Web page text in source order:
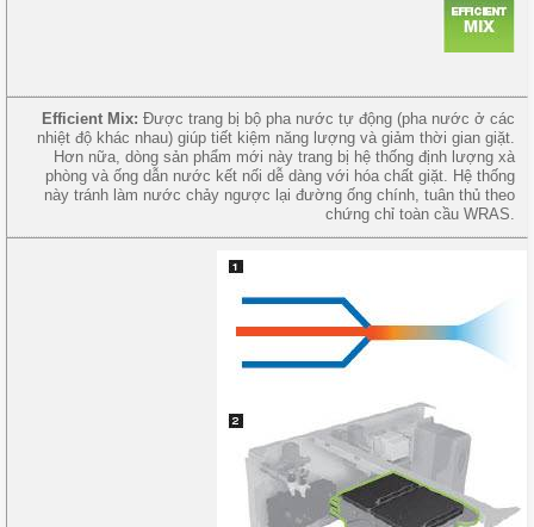
Efficient Mix: Được trang bị bộ pha nước tự động (pha nước ở các
nhiệt độ khác nhau) giúp tiết kiệm năng lượng và giảm thời gian giặt.
Hơn nữa, dòng sản phẩm mới này trang bị hệ thống định lượng xà
phòng và ống dẫn nước kết nối dễ dàng với hóa chất giặt. Hệ thống
này tránh làm nước chảy ngược lại đường ống chính, tuân thủ theo
chứng chỉ toàn cầu WRAS.